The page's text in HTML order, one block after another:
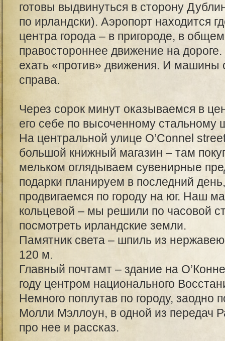
готовы выдвинуться в сторону
по ирландски). Аэропорт находится
центра города – в пригороде, в
правостороннее движение на
ехать «против» движения. И машины
справа.
Через сорок минут оказываемся в
его себе по высоченному стальному
На центральной улице O’Connel
большой книжный магазин – там
мельком оглядываем сувенирные
подарки планируем в последний
продвигаемся по городу на юг. Наш
кольцевой – мы решили по часовой
посмотреть ирландские земли.
Памятник света – шпиль из
120 м.
Главный почтамт – здание на
году центром национального
Немного поплутав по городу, заодно
Молли Мэллоун, в одной из передач
про нее и рассказ.